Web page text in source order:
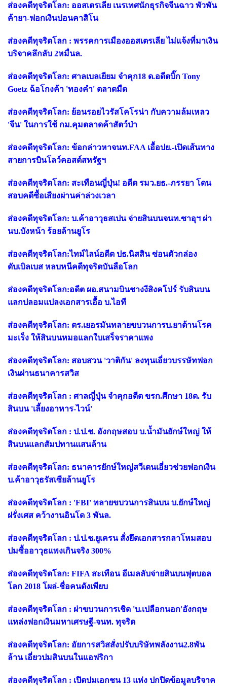
ส่องคดีทุจริตโลก: ออสเตรเลีย เนรเทศนักธุรกิจจีนฉาว พัวพัน
ค้ายา-ฟอกเงินบ่อนคาสิโน
ส่องคดีทุจริตโลก : พรรคการเมืองออสเตรเลีย ไม่แจ้งที่มาเงิน
บริจาคลึกลับ 2หมื่นล.
ส่องคดีทุจริตโลก: ศาลเบลเยียม จำคุก18 ด.อดีตบิ๊ก Tony
Goetz ฉ้อโกงค้า 'ทองคำ' ตลาดมืด
ส่องคดีทุจริตโลก: ย้อนรอยไวรัสโคโรน่า กับความล้มเหลว
'จีน' ในการใช้ กม.คุมตลาดค้าสัตว์ป่า
ส่องคดีทุจริตโลก: ข้อกล่าวหาจนท.FAA เอื้อปย.-เปิดเส้นทาง
สายการบินโลว์คอสต์สหรัฐฯ
ส่องคดีทุจริตโลก: สะเทือนญี่ปุ่น! อดีต รมว.ยธ.-ภรรยา โดน
สอบคดีซื้อเสียงผ่านค่าล่วงเวลา
ส่องคดีทุจริตโลก: บ.ค้าอาวุธสเปน จ่ายสินบนจนท.ซาอุฯ ผ่า
นบ.บังหน้า ร้อยล้านยูโร
ส่องคดีทุจริตโลก:ไทม์ไลน์อดีต ปธ.นิสสิน ซ่อนตัวกล่อง
ดับเบิลเบส หลบหนีคดีทุจริตบันลือโลก
ส่องคดีทุจริตโลก:อดีต ผอ.สนามบินชางงีสิงคโปร์ รับสินบน
แลกปลอมแปลงเอกสารเอื้อ บ.ไอที
ส่องคดีทุจริตโลก: ตร.เยอรมันทลายขบวนการบ.ยาต้านโรค
มะเร็ง ให้สินบนหมอแลกใบเสร็จราคาแพง
ส่องคดีทุจริตโลก: สอบสวน 'วาติกัน' ลงทุนเอี่ยวบรรษัทฟอก
เงินผ่านธนาคารสวิส
ส่องคดีทุจริตโลก : ศาลญี่ปุ่น จำคุกอดีต ขรก.ศึกษา 18ด. รับ
สินบน 'เลี้ยงอาหาร-ไวน์'
ส่องคดีทุจริตโลก : ป.ป.ช. อังกฤษสอบ บ.น้ำมันยักษ์ใหญ่ ให้
สินบนแลกสัมปทานแสนล้าน
ส่องคดีทุจริตโลก: ธนาคารยักษ์ใหญ่สวีเดนเอี่ยวช่วยฟอกเงิน
บ.ค้าอาวุธรัสเซียล้านยูโร
ส่องคดีทุจริตโลก : 'FBI' ทลายขบวนการสินบน บ.ยักษ์ใหญ่
ฝรั่งเศส คว้างานอินโด 3 พันล.
ส่องคดีทุจริตโลก : ป.ป.ช.ยูเครน สั่งยึดเอกสารกลาโหมสอบ
ปมซื้ออาวุธแพงเกินจริง 300%
ส่องคดีทุจริตโลก: FIFA สะเทือน อีเมลลับจ่ายสินบนฟุตบอล
โลก 2018 โผล่-ชื่อคนดังเพียบ
ส่องคดีทุจริตโลก : ผ่าขบวนการเชิด 'บ.เปลือกนอก'อังกฤษ
แหล่งฟอกเงินมหาเศรษฐี-จนท. ทุจริต
ส่องคดีทุจริตโลก: อัยการสวิสสั่งปรับบริษัทพลังงาน2.8พัน
ล้าน เอี่ยวปมสินบนในแอฟริกา
ส่องคดีทุจริตโลก : เปิดปมเอกชน 13 แห่ง ปกปิดข้อมูลบริจาค